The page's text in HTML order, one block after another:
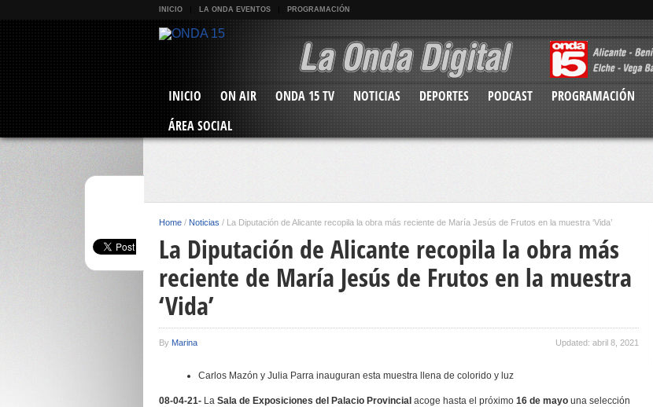
INICIO LA ONDA EVENTOS PROGRAMACIÓN
INICIO ON AIR ONDA 15 TV NOTICIAS DEPORTES PODCAST PROGRAMACIÓN
ÁREA SOCIAL
Home / Noticias / La Diputación de Alicante recopila la obra más reciente de María Jesús de Frutos en la muestra ‘Vida’
La Diputación de Alicante recopila la obra más
reciente de María Jesús de Frutos en la muestra
‘Vida’
By Marina Updated: abril 8, 2021
Carlos Mazón y Julia Parra inauguran esta muestra llena de colorido y luz
08-04-21- La Sala de Exposiciones del Palacio Provincial acoge hasta el próximo 16 de mayo una selección